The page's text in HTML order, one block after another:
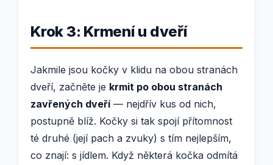
Krok 3: Krmení u dveří
Jakmile jsou kočky v klidu na obou stranách
dveří, začněte je krmit po obou stranách
zavřených dveří— nejdřív kus od nich,
postupně blíž. Kočky si tak spojí přítomnost
té druhé (její pach a zvuky) s tím nejlepším,
co znají: s jídlem. Když některá kočka odmítá